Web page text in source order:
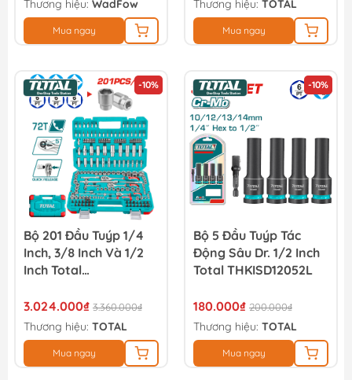
Thương hiệu: WadFow
Mua ngay
Thương hiệu: TOTAL
Mua ngay
-10%
Bộ 201 Đầu Tuýp 1/4
Inch, 3/8 Inch Và 1/2
Inch Total
3.024.000₫ 3.360.000₫
Thương hiệu: TOTAL
Mua ngay
-10%
Bộ 5 Đầu Tuýp Tác
Động Sâu Dr. 1/2 Inch
Total THKISD12052L
180.000₫ 200.000₫
Thương hiệu: TOTAL
Mua ngay